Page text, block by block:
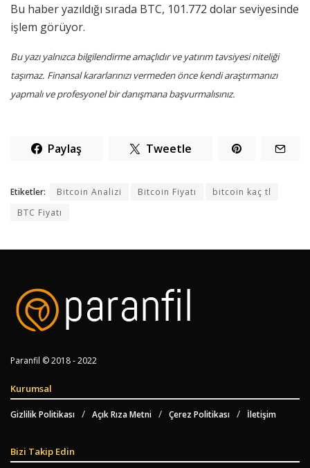
Bu haber yazıldığı sırada BTC, 101.772 dolar seviyesinde
işlem görüyor.
Bu yazı yalnızca bilgilendirme amaçlıdır ve yatırım tavsiyesi niteliği
taşımaz. Finansal kararlarınızı vermeden önce kendi araştırmanızı
yapmalı ve profesyonel bir danışmana başvurmalısınız.
Paylaş Tweetle
Etiketler: Bitcoin Analizi Bitcoin Fiyatı
bitcoin kaç tl
BTC Fiyatı
Paranfil © 2018 - 2022
Kurumsal
Gizlilik Politikası Açık Rıza Metni Çerez Politikası İletişim
Bizi Takip Edin